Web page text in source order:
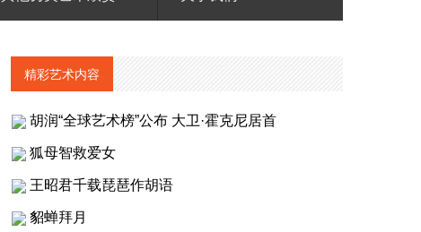
精彩艺术内容
胡润“全球艺术榜”公布 大卫·霍克尼居首
狐母智救爱女
王昭君千载琵琶作胡语
貂蝉拜月